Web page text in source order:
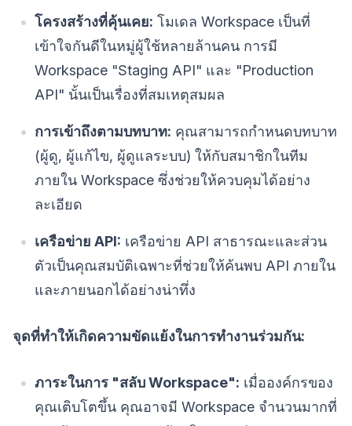
โครงสร้างที่คุ้นเคย: โมเดล Workspace เป็นที่
เข้าใจกันดีในหมู่ผู้ใช้หลายล้านคน การมี
Workspace "Staging API" และ "Production
API" นั้นเป็นเรื่องที่สมเหตุสมผล
การเข้าถึงตามบทบาท: คุณสามารถกำหนดบทบาท
(ผู้ดู, ผู้แก้ไข, ผู้ดูแลระบบ) ให้กับสมาชิกในทีม
ภายใน Workspace ซึ่งช่วยให้ควบคุมได้อย่าง
ละเอียด
เครือข่าย API: เครือข่าย API สาธารณะและส่วน
ตัวเป็นคุณสมบัติเฉพาะที่ช่วยให้ค้นพบ API ภายใน
และภายนอกได้อย่างน่าทึ่ง
จุดที่ทำให้เกิดความขัดแย้งในการทำงานร่วมกัน:
ภาระในการ "สลับ Workspace": เมื่อองค์กรของ
คุณเติบโตขึ้น คุณอาจมี Workspace จำนวนมากที่